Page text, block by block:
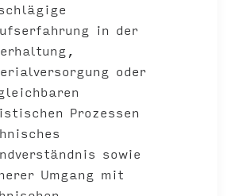
in der
oder
Prozessen
sowie
Umgang mit